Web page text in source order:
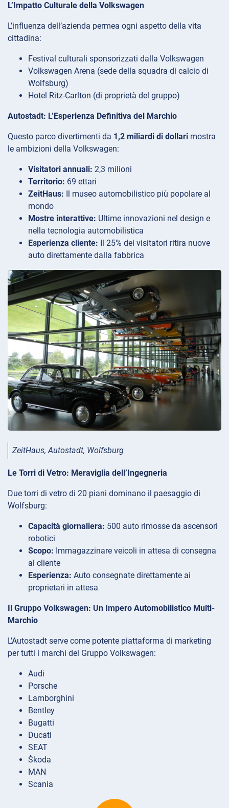
L’Impatto Culturale della Volkswagen
L’influenza dell’azienda permea ogni aspetto della vita
cittadina:
Festival culturali sponsorizzati dalla Volkswagen
Volkswagen Arena (sede della squadra di calcio di
Wolfsburg)
Hotel Ritz-Carlton (di proprietà del gruppo)
Autostadt: L’Esperienza Definitiva del Marchio
Questo parco divertimenti da 1,2 miliardi di dollari mostra
le ambizioni della Volkswagen:
Visitatori annuali: 2,3 milioni
Territorio: 69 ettari
ZeitHaus: Il museo automobilistico più popolare al
mondo
Mostre interattive: Ultime innovazioni nel design e
nella tecnologia automobilistica
Esperienza cliente: Il 25% dei visitatori ritira nuove
auto direttamente dalla fabbrica
ZeitHaus, Autostadt, Wolfsburg
Le Torri di Vetro: Meraviglia dell’Ingegneria
Due torri di vetro di 20 piani dominano il paesaggio di
Wolfsburg:
Capacità giornaliera: 500 auto rimosse da ascensori
robotici
Scopo: Immagazzinare veicoli in attesa di consegna
al cliente
Esperienza: Auto consegnate direttamente ai
proprietari in attesa
Il Gruppo Volkswagen: Un Impero Automobilistico Multi-
Marchio
L’Autostadt serve come potente piattaforma di marketing
per tutti i marchi del Gruppo Volkswagen:
Audi
Porsche
Lamborghini
Bentley
Bugatti
Ducati
SEAT
Škoda
MAN
Scania